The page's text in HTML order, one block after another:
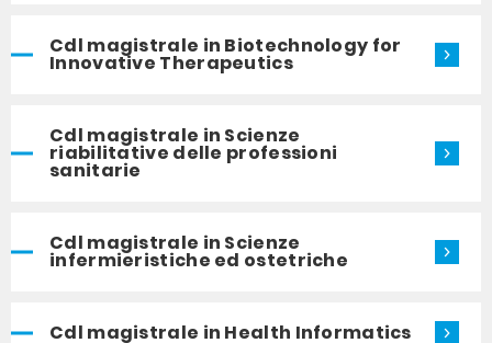
Cdl magistrale in Biotechnology for
Innovative Therapeutics
Cdl magistrale in Scienze
riabilitative delle professioni
sanitarie
Cdl magistrale in Scienze
infermieristiche ed ostetriche
Cdl magistrale in Health Informatics